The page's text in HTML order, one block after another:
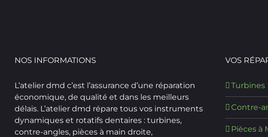
NOS INFORMATIONS
L’atelier dmd c’est l’assurance d’une réparation
économique, de qualité et dans les meilleurs
délais. L’atelier dmd répare tous vos instruments
dynamiques et rotatifs dentaires : turbines,
contre-angles, pièces à main droite,
VOS
Turbines
Contre-
Pièces à